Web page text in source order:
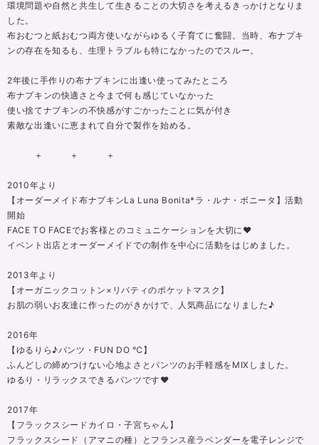
環境問題や自然と共生して生きることの大切さを考えるきっかけとなりま
した。
布おむつと紙おむつ両方使いながらゆるく子育てに奮闘。当時、布ナプキ
ンの存在を知るも、生理トラブルも特になかったのでスルー。
2年後に手作りの布ナプキンに出逢い使ってみたところ
布ナプキンの快適さと今まで何も感じていなかった
使い捨てナプキンの不快感がすごかったことに気が付き
素敵な出逢いに恵まれて自分で製作を始める。
＋ ＋ ＋
2010年より
【オーダーメイド布ナプキンLa Luna Bonita*ラ・ルナ・ボニータ】活動
開始
FACE TO FACEでお客様とのコミュニケーションを大切に❤
イベント出店とオーダーメイドでの制作を中心に活動をはじめました。
2013年より
【オーガニックコットン×リバティのポケットマスク】
お肌の弱いお友達に作ったのがきかけで、人気商品になりました♪
2016年
【ゆるりら♪パンツ・FUN DO ℃】
ふんどしの締めつけない心地よさとパンツのお手軽感をMIXしました。
ゆるり・リラックスできるパンツです❤
2017年
【フラックスシードカイロ・子宮ちゃん】
フラックスシード（アマニの種）とフランス産ラベンダーを電子レンジで